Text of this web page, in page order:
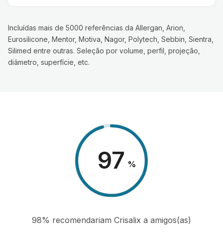
Incluídas mais de 5000 referências da Allergan, Arion,
Eurosilicone, Mentor, Motiva, Nagor, Polytech, Sebbin, Sientra,
Silimed entre outras. Seleção por volume, perfil, projeção,
diâmetro, superfície, etc.
98 %
98% recomendariam Crisalix a amigos(as)